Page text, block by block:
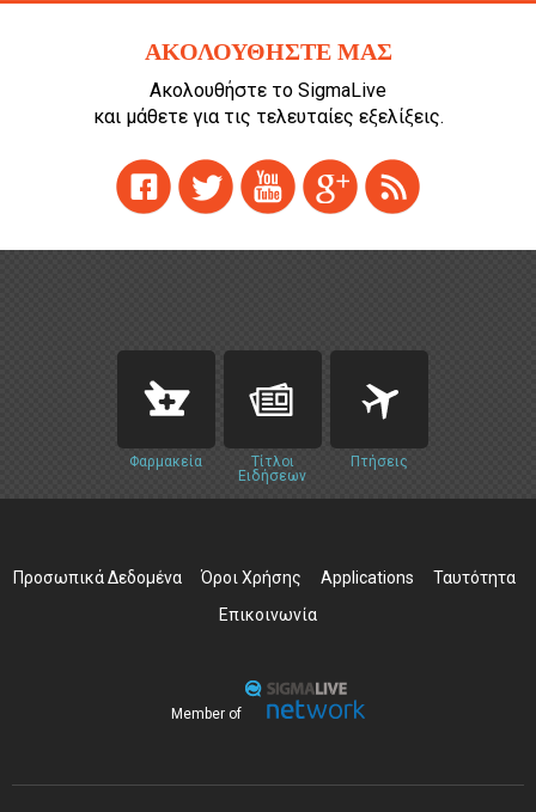
ΑΚΟΛΟΥΘΗΣΤΕ ΜΑΣ
Ακολουθήστε το SigmaLive
και μάθετε για τις τελευταίες εξελίξεις.
Φαρμακεία
Τίτλοι
Ειδήσεων
Πτήσεις
Προσωπικά Δεδομένα Όροι Χρήσης Applications
Ταυτότητα
Επικοινωνία
Member of